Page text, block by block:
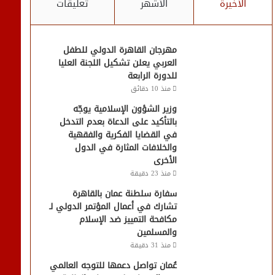
الأخيرة الأشهر تعليقات
مهرجان القاهرة الدولي للطفل
العربي يعلن تشكيل اللجنة العليا
للدورة الرابعة
منذ 10 دقائق
وزير الشؤون الإسلامية يوجّه
بالتأكيد على الدعاة بعدم التدخل
في القضايا الفكرية والفقهية
والخلافات المثارة في الدول
الأخرى
منذ 23 دقيقة
سفارة سلطنة عمان بالقاهرة
تشارك في أعمال المؤتمر الدولي لـ
مكافحة التمييز ضد الإسلام
والمسلمين
منذ 31 دقيقة
عُمان تواصل دعمها للتوجه العالمي